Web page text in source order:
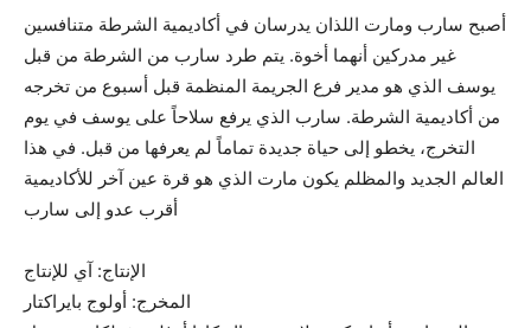
أصبح سارب ومارت اللذان يدرسان في أكاديمية الشرطة متنافسين
غير مدركين أنهما أخوة. يتم طرد سارب من الشرطة من قبل
يوسف الذي هو مدير فرع الجريمة المنظمة قبل أسبوع من تخرجه
من أكاديمية الشرطة. سارب الذي يرفع سلاحاً على يوسف في يوم
التخرج، يخطو إلى حياة جديدة تماماً لم يعرفها من قبل. في هذا
العالم الجديد والمظلم يكون مارت الذي هو قرة عين آخر للأكاديمية
أقرب عدو إلى سارب
الإنتاج: آي للإنتاج
المخرج: أولوج بايراكتار